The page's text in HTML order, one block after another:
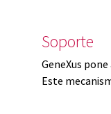
Soporte
GeneXus
Este